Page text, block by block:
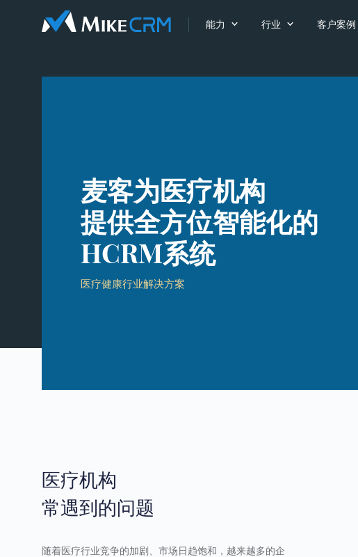
能力  行业  客户案例
麦客为医疗机构
提供全方位智能化的
HCRM系统
医疗健康行业解决方案
医疗机构
常遇到的问题
随着医疗行业竞争的加剧、市场日趋饱和，越来越多的企